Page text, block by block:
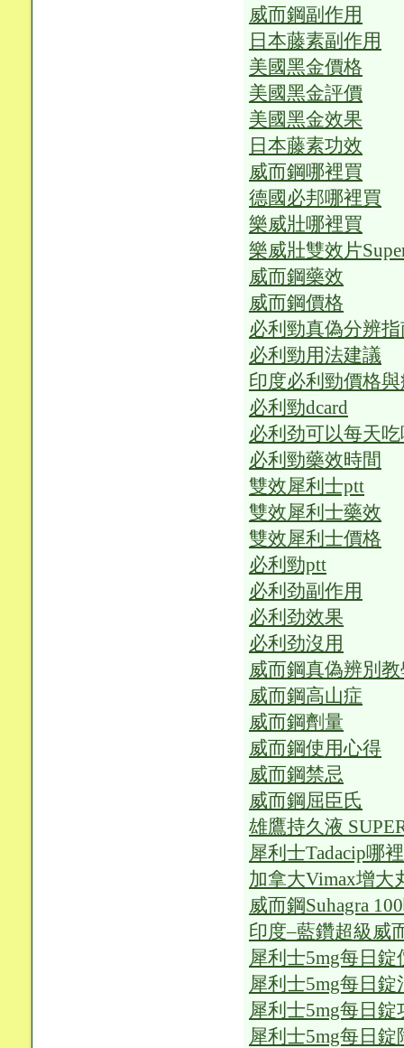
威而鋼副作用
日本藤素副作用
美國黑金價格
美國黑金評價
美國黑金效果
日本藤素功效
威而鋼哪裡買
德國必邦哪裡買
樂威壯哪裡買
樂威壯雙效片
威而鋼藥效
威而鋼價格
必利勁真偽分辨
必利勁用法建議
印度必利勁價格
必利勁dcard
必利劲可以每天
必利勁藥效時間
雙效犀利士ptt
雙效犀利士藥效
雙效犀利士價格
必利勁ptt
必利劲副作用
必利劲效果
必利劲沒用
威而鋼真偽辨別
威而鋼高山症
威而鋼劑量
威而鋼使用心得
威而鋼禁忌
威而鋼屈臣氏
雄鷹持久液
犀利士Tadacip哪
加拿大Vimax增大
威而鋼Suhagra
印度–藍鑽超級威
犀利士5mg每日錠
犀利士5mg每日
犀利士5mg每日錠
犀利士5mg每日錠